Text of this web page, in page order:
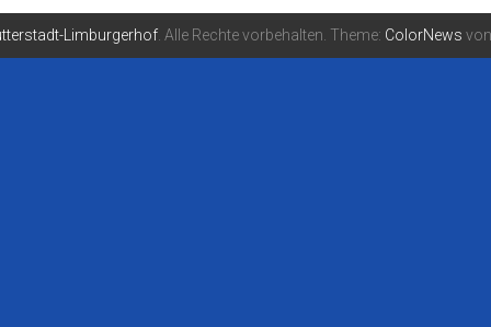
Limburgerhof. Alle Rechte vorbehalten. Theme: ColorNews